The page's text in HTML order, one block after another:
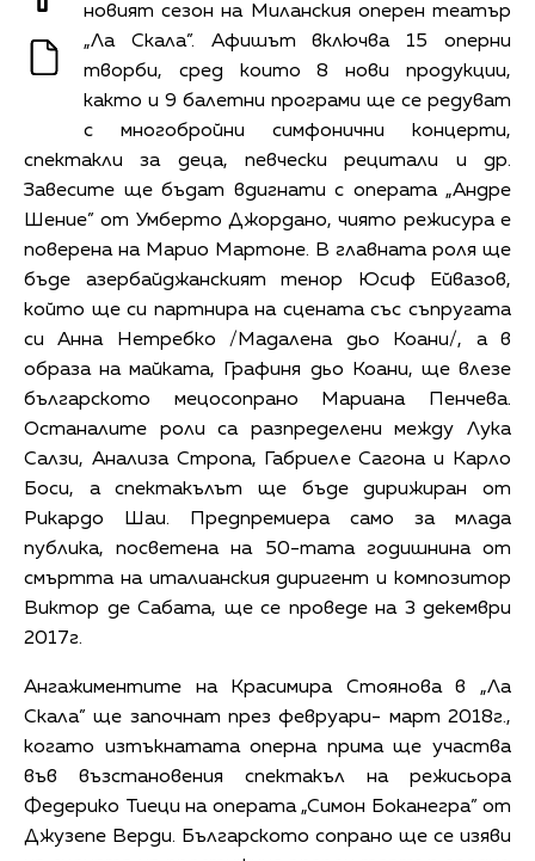
новият сезон на Миланския оперен театър
„Ла Скала”. Афишът включва 15 оперни
творби, сред които 8 нови продукции,
както и 9 балетни програми ще се редуват
с многобройни симфонични концерти,
спектакли за деца, певчески рецитали и др.
Завесите ще бъдат вдигнати с операта „Андре
Шение” от Умберто Джордано, чиято режисура е
поверена на Марио Мартоне. В главната роля ще
бъде азербайджанският тенор Юсиф Ейвазов,
който ще си партнира на сцената със съпругата
си Анна Нетребко /Мадалена дьо Коани/, а в
образа на майката, Графиня дьо Коани, ще влезе
българското мецосопрано Мариана Пенчева.
Останалите роли са разпределени между Лука
Салзи, Анализа Стропа, Габриеле Сагона и Карло
Боси, а спектакълът ще бъде дирижиран от
Рикардо Шаи. Предпремиера само за млада
публика, посветена на 50-тата годишнина от
смъртта на италианския диригент и композитор
Виктор де Сабата, ще се проведе на 3 декември
2017г.
Ангажиментите на Красимира Стоянова в „Ла
Скала” ще започнат през февруари- март 2018г.,
когато изтъкнатата оперна прима ще участва
във възстановения спектакъл на режисьора
Федерико Тиеци на операта „Симон Боканегра” от
Джузепе Верди. Българското сопрано ще се изяви